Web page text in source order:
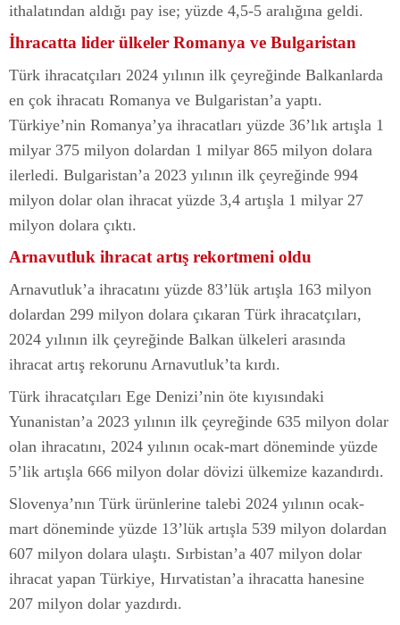
ithalatından aldığı pay ise; yüzde 4,5-5 aralığına geldi.
İhracatta lider ülkeler Romanya ve Bulgaristan
Türk ihracatçıları 2024 yılının ilk çeyreğinde Balkanlarda
en çok ihracatı Romanya ve Bulgaristan’a yaptı.
Türkiye’nin Romanya’ya ihracatları yüzde 36’lık artışla 1
milyar 375 milyon dolardan 1 milyar 865 milyon dolara
ilerledi. Bulgaristan’a 2023 yılının ilk çeyreğinde 994
milyon dolar olan ihracat yüzde 3,4 artışla 1 milyar 27
milyon dolara çıktı.
Arnavutluk ihracat artış rekortmeni oldu
Arnavutluk’a ihracatını yüzde 83’lük artışla 163 milyon
dolardan 299 milyon dolara çıkaran Türk ihracatçıları,
2024 yılının ilk çeyreğinde Balkan ülkeleri arasında
ihracat artış rekorunu Arnavutluk’ta kırdı.
Türk ihracatçıları Ege Denizi’nin öte kıyısındaki
Yunanistan’a 2023 yılının ilk çeyreğinde 635 milyon dolar
olan ihracatını, 2024 yılının ocak-mart döneminde yüzde
5’lik artışla 666 milyon dolar dövizi ülkemize kazandırdı.
Slovenya’nın Türk ürünlerine talebi 2024 yılının ocak-
mart döneminde yüzde 13’lük artışla 539 milyon dolardan
607 milyon dolara ulaştı. Sırbistan’a 407 milyon dolar
ihracat yapan Türkiye, Hırvatistan’a ihracatta hanesine
207 milyon dolar yazdırdı.